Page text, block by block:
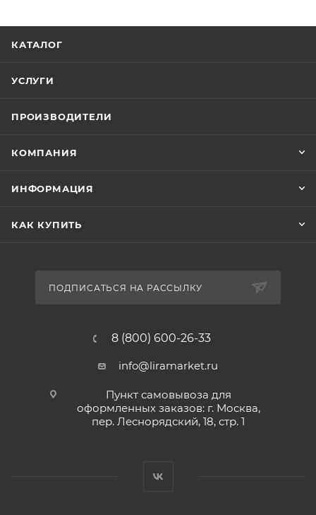
КАТАЛОГ
УСЛУГИ
ПРОИЗВОДИТЕЛИ
КОМПАНИЯ
ИНФОРМАЦИЯ
КАК КУПИТЬ
ПОДПИСАТЬСЯ НА РАССЫЛКУ
8 (800) 600-26-33
info@liramarket.ru
Пункт самовывоза для
оформленных заказов: г. Москва,
пер. Леснорядский, 18, стр. 1